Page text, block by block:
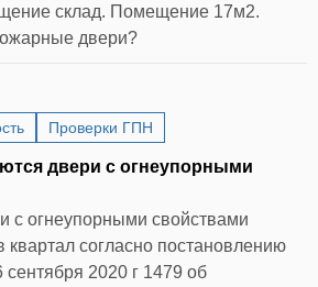
склад. Помещение 17м2.
двери?
Проверки ГПН
двери с огнеупорными
с огнеупорными свойствами
квартал согласно постановлению
сентября 2020 г 1479 об